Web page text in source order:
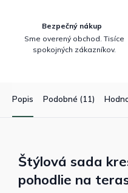
Bezpečný nákup
Sme overený obchod. Tisíce
spokojných zákazníkov.
Popis Podobné (11)
Štýlová sada
pohodlie na